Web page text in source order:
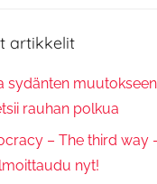
artikkelit
sydänten
rauhan polkua
– The third way
nyt!